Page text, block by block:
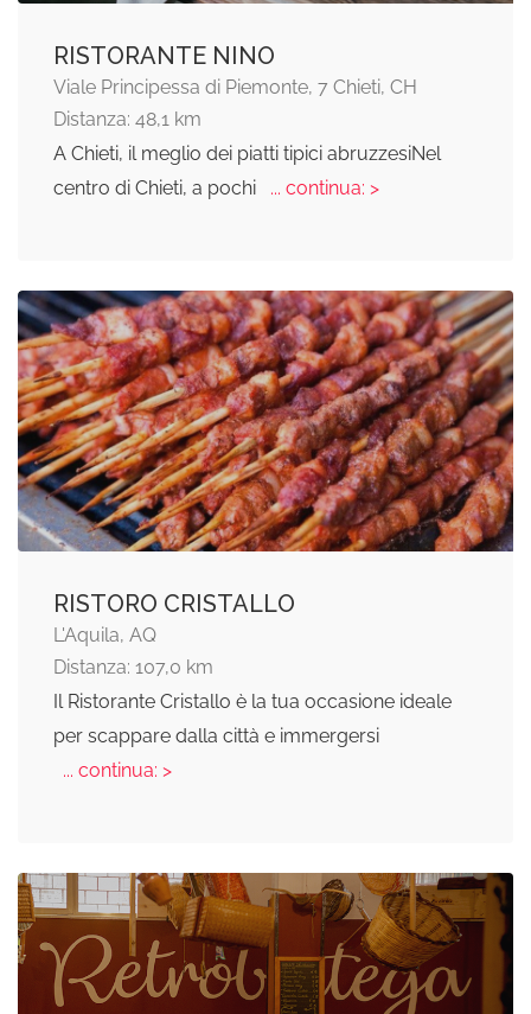
RISTORANTE NINO
Viale Principessa di Piemonte, 7 Chieti, CH
Distanza: 48,1 km
A Chieti, il meglio dei piatti tipici abruzzesiNel
centro di Chieti, a pochi
... continua: >
RISTORO CRISTALLO
L'Aquila, AQ
Distanza: 107,0 km
Il Ristorante Cristallo è la tua occasione ideale
per scappare dalla città e immergersi
... continua: >